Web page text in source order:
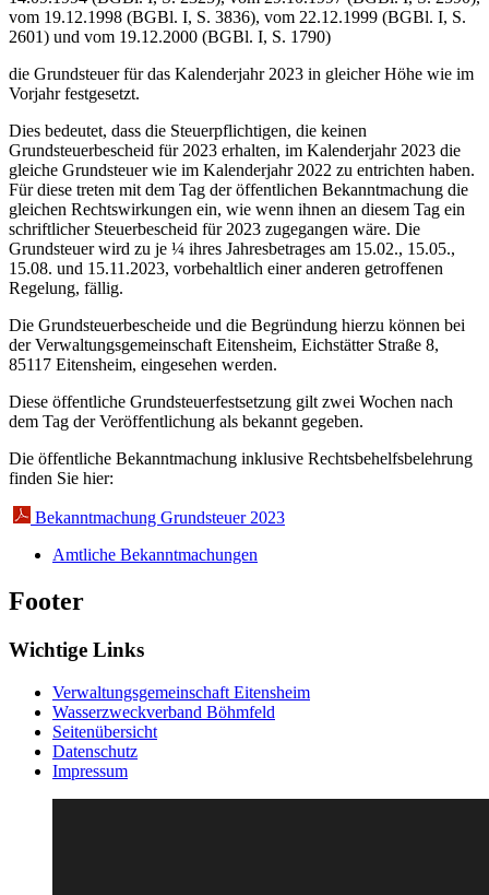
vom 19.12.1998 (BGBl. I, S. 3836), vom 22.12.1999 (BGBl. I, S.
2601) und vom 19.12.2000 (BGBl. I, S. 1790)
die Grundsteuer für das Kalenderjahr 2023 in gleicher Höhe wie im
Vorjahr festgesetzt.
Dies bedeutet, dass die Steuerpflichtigen, die keinen
Grundsteuerbescheid für 2023 erhalten, im Kalenderjahr 2023 die
gleiche Grundsteuer wie im Kalenderjahr 2022 zu entrichten haben.
Für diese treten mit dem Tag der öffentlichen Bekanntmachung die
gleichen Rechtswirkungen ein, wie wenn ihnen an diesem Tag ein
schriftlicher Steuerbescheid für 2023 zugegangen wäre. Die
Grundsteuer wird zu je ¼ ihres Jahresbetrages am 15.02., 15.05.,
15.08. und 15.11.2023, vorbehaltlich einer anderen getroffenen
Regelung, fällig.
Die Grundsteuerbescheide und die Begründung hierzu können bei
der Verwaltungsgemeinschaft Eitensheim, Eichstätter Straße 8,
85117 Eitensheim, eingesehen werden.
Diese öffentliche Grundsteuerfestsetzung gilt zwei Wochen nach
dem Tag der Veröffentlichung als bekannt gegeben.
Die öffentliche Bekanntmachung inklusive Rechtsbehelfsbelehrung
finden Sie hier:
Bekanntmachung Grundsteuer 2023
Amtliche Bekanntmachungen
Footer
Wichtige Links
Verwaltungsgemeinschaft Eitensheim
Wasserzweckverband Böhmfeld
Seitenübersicht
Datenschutz
Impressum